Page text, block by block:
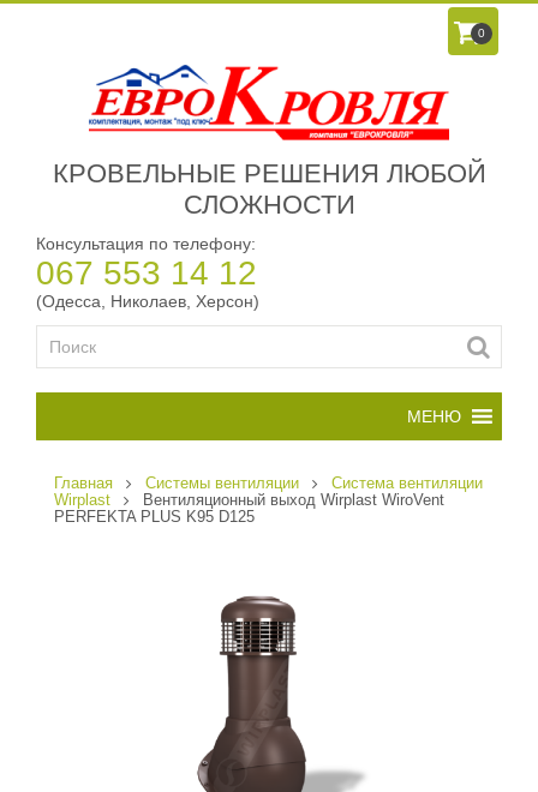
0
КРОВЕЛЬНЫЕ РЕШЕНИЯ ЛЮБОЙ
СЛОЖНОСТИ
Консультация по телефону:
067 553 14 12
(Одесса, Николаев, Херсон)
Главная Системы вентиляции
Cистема вентиляции
Wirplast
Вентиляционный выход Wirplast WiroVent
PERFEKTA PLUS K95 D125